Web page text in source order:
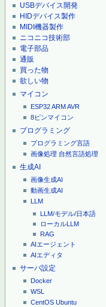
USBデバイス開発
HIDデバイス製作
MIDI機器製作
ニコニコ技術部
電子部品
通販
買った物
欲しい物
マイコン
ESP32ARMAVR
8ピンマイコン
プログラミング
プログラミング言語
画像処理 自然言語処理
生成AI
画像生成AI
動画生成AI
LLM
LLM/モデル/日本語
ローカルLLM
RAG
AIエージェント
AIエディタ
サーバ設定
Docker
WSL
CentOS Ubuntu